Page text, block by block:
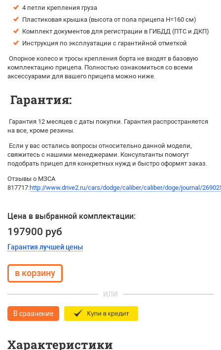
4 петли крепления груза
Пластиковая крышка (высота от пола прицепа H=160 см)
Комплект документов для регистрации в ГИБДД (ПТС и ДКП)
Инструкция по эксплуатации с гарантийной отметкой
Опорное колесо и тросы крепления борта не входят в базовую
комплектацию прицепа. Полностью ознакомиться со всеми
аксессуарами для вашего прицепа можно ниже.
Гарантия:
Гарантия 12 месяцев с даты покупки. Гарантия распространяется
на все, кроме резины.
Если у вас остались вопросы относительно данной модели,
свяжитесь с нашими менеджерами. Консультанты помогут
подобрать прицеп для конкретных нужд и быстро оформят заказ.
Отзывы о МЗСА
817717:http://www.drive2.ru/cars/dodge/caliber/caliber/doge/journal/
Цена в выбранной комплектации:
197900 руб
Гарантия лучшей цены
ИЛИ
В сравнение
Характеристики